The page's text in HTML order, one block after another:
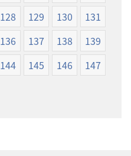
128 129 130
131
136 137 138
139
144 145 146
147